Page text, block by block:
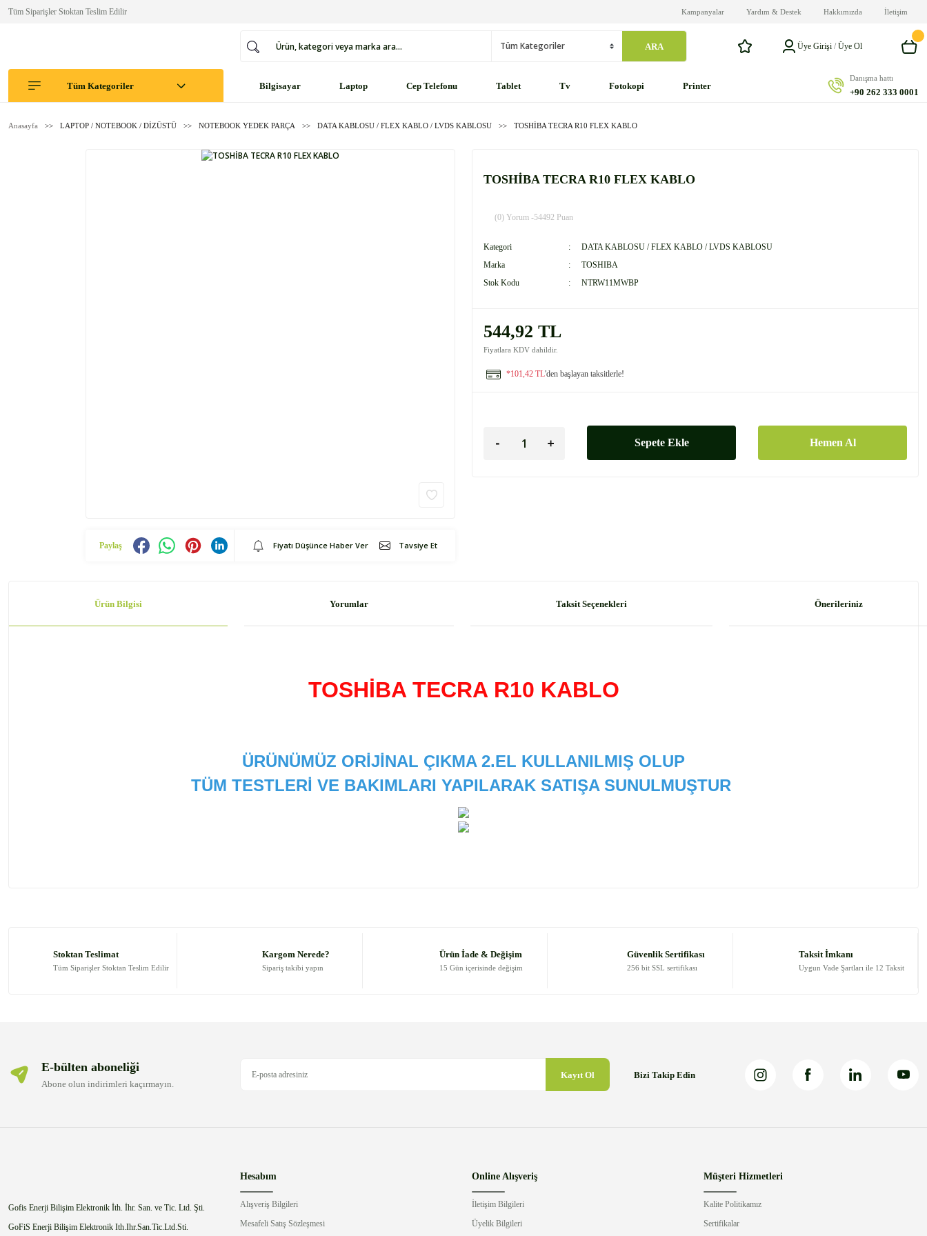
Tüm Siparişler Stoktan Teslim Edilir Kampanyalar Yardım & Destek Hakkımızda İletişim
ARA Üye Girişi /Üye Ol
Tüm Kategoriler Bilgisayar Laptop Cep Telefonu Tablet Tv Fotokopi Printer
Danışma hattı
+90 262 333 0001
Anasayfa LAPTOP / NOTEBOOK / DİZÜSTÜ NOTEBOOK YEDEK PARÇA DATA KABLOSU / FLEX KABLO / LVDS KABLOSU TOSHİBA TECRA R10 FLEX KABLO
Paylaş Fiyatı Düşünce Haber Ver Tavsiye Et
TOSHİBA TECRA R10 FLEX KABLO
(0) Yorum -54492 Puan
Kategori
DATA KABLOSU / FLEX KABLO / LVDS KABLOSU
Marka
TOSHIBA
Stok Kodu
NTRW11MWBP
544,92 TL
Fiyatlara KDV dahildir.
*101,42 TL'den başlayan taksitlerle!
Sepete Ekle Hemen Al
Ürün Bilgisi Yorumlar Taksit Seçenekleri Önerileriniz
TOSHİBA TECRA R10 KABLO
ÜRÜNÜMÜZ ORİJİNAL ÇIKMA 2.EL KULLANILMIŞ OLUP
TÜM TESTLERİ VE BAKIMLARI YAPILARAK SATIŞA SUNULMUŞTUR
Ürün bilgilerinde hatalar bulunuyor.
Stoktan Teslimat
Tüm Siparişler Stoktan Teslim Edilir
Kargom Nerede?
Sipariş takibi yapın
Ürün İade & Değişim
15 Gün içerisinde değişim
Güvenlik Sertifikası
256 bit SSL sertifikası
Taksit İmkanı
Uygun Vade Şartları ile 12 Taksit
E-bülten aboneliği
Abone olun indirimleri kaçırmayın.
Kayıt Ol Bizi Takip Edin
Gofis Enerji Bilişim Elektronik İth. İhr. San. ve Tic. Ltd. Şti.
GoFiS Enerji Bilişim Elektronik Ith.Ihr.San.Tic.Ltd.Sti.
Hesabım
Alışveriş Bilgileri
Mesafeli Satış Sözleşmesi
Online Alışveriş
İletişim Bilgileri
Üyelik Bilgileri
Müşteri Hizmetleri
Kalite Politikamız
Sertifikalar